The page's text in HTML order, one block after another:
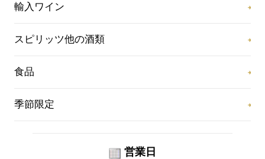
輸入ワイン
スピリッツ他の酒類
食品
季節限定
営業日